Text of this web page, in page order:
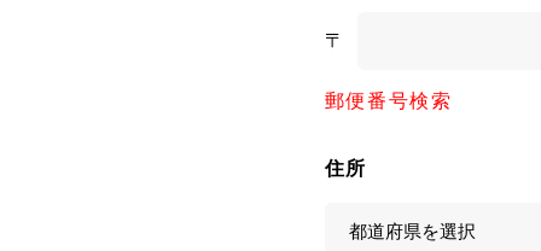
〒
郵便番号検索
住所